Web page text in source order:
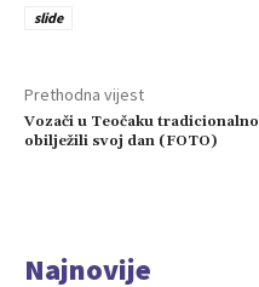
slide
Prethodna vijest
Vozači u Teočaku tradicionalno
obilježili svoj dan (FOTO)
Najnovije